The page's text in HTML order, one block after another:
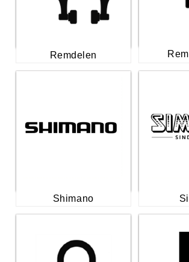
Remdelen
Shimano